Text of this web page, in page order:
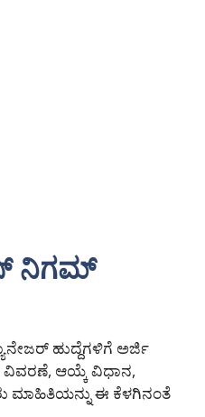
ನಿಗಮ್
ಹುದ್ದೆಗಳಿಗೆ ಅರ್ಜಿ
ವಿವರಣೆ, ಆಯ್ಕೆ ವಿಧಾನ,
ಮಾಹಿತಿಯನ್ನು ಈ ಕೆಳಗಿನಂತೆ